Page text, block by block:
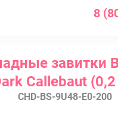
8
Barry Callebaut
декоры
завитки
Callebaut (0,2
CHD-BS-9U48-E0-200